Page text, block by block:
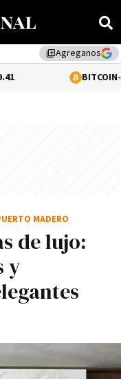
library_addAgreganos
-0.02%
de lujo:
y
MADERO